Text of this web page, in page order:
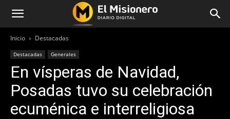
Inicio Destacadas
Destacadas Generales
En vísperas de Navidad,
Posadas tuvo su celebración
ecuménica e interreligiosa